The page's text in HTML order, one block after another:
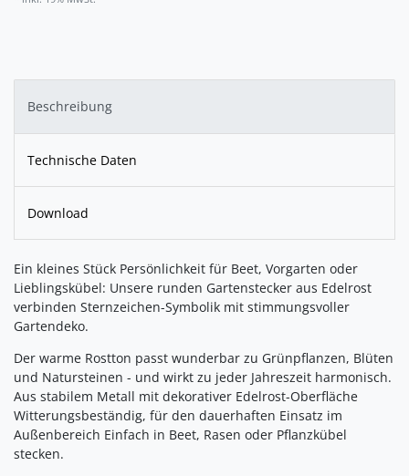
Beschreibung
Technische Daten
Download
Ein kleines Stück Persönlichkeit für Beet, Vorgarten oder
Lieblingskübel: Unsere runden Gartenstecker aus Edelrost
verbinden Sternzeichen-Symbolik mit stimmungsvoller
Gartendeko.
Der warme Rostton passt wunderbar zu Grünpflanzen, Blüten
und Natursteinen - und wirkt zu jeder Jahreszeit harmonisch.
Aus stabilem Metall mit dekorativer Edelrost-Oberfläche
Witterungsbeständig, für den dauerhaften Einsatz im
Außenbereich Einfach in Beet, Rasen oder Pflanzkübel
stecken.